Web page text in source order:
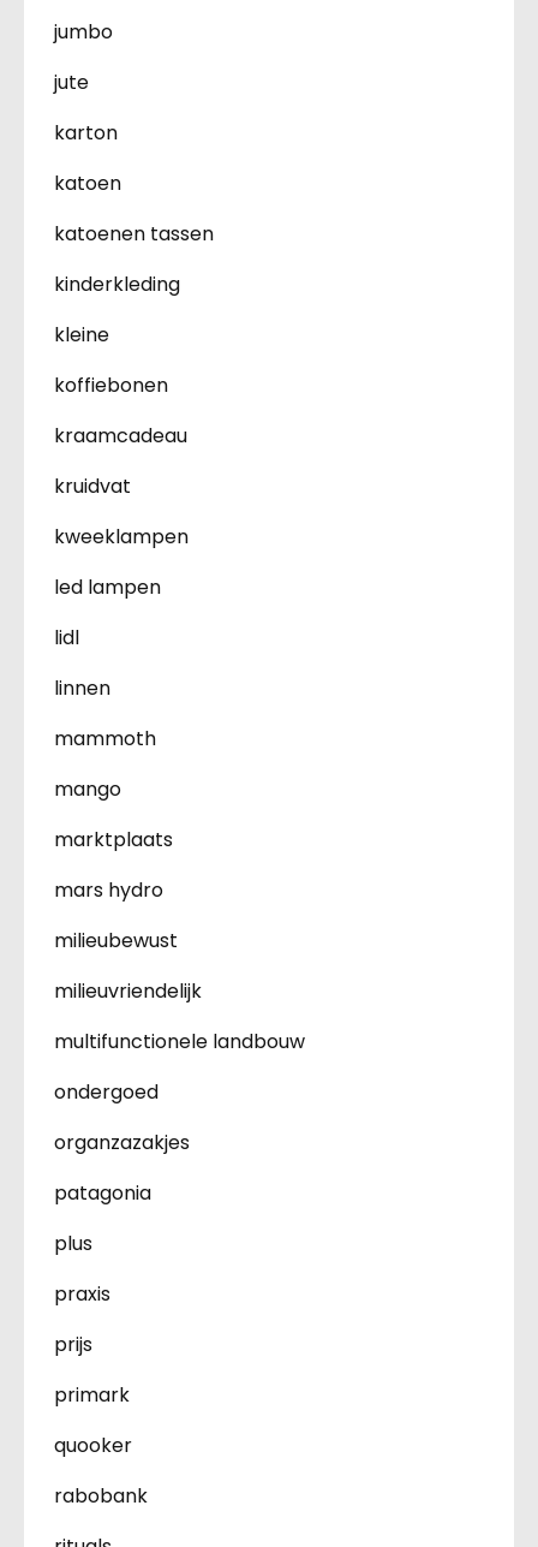
jumbo
jute
karton
katoen
katoenen tassen
kinderkleding
kleine
koffiebonen
kraamcadeau
kruidvat
kweeklampen
led lampen
lidl
linnen
mammoth
mango
marktplaats
mars hydro
milieubewust
milieuvriendelijk
multifunctionele landbouw
ondergoed
organzazakjes
patagonia
plus
praxis
prijs
primark
quooker
rabobank